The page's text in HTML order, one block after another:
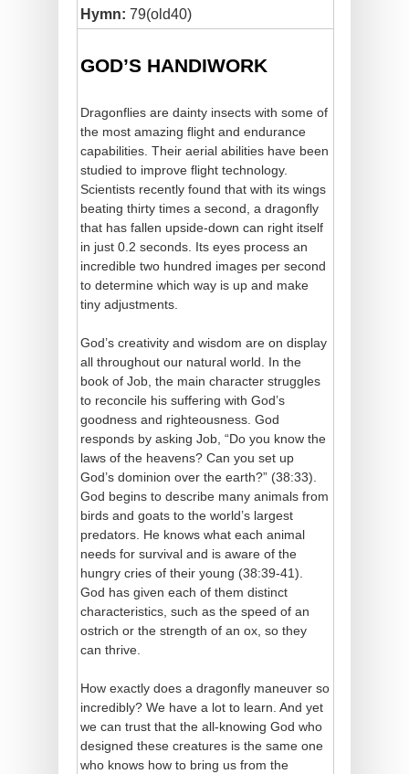
Hymn: 79(old40)
GOD’S HANDIWORK
Dragonflies are dainty insects with some of
the most amazing flight and endurance
capabilities. Their aerial abilities have been
studied to improve flight technology.
Scientists recently found that with its wings
beating thirty times a second, a dragonfly
that has fallen upside-down can right itself
in just 0.2 seconds. Its eyes process an
incredible two hundred images per second
to determine which way is up and make
tiny adjustments.
God’s creativity and wisdom are on display
all throughout our natural world. In the
book of Job, the main character struggles
to reconcile his suffering with God’s
goodness and righteousness. God
responds by asking Job, “Do you know the
laws of the heavens? Can you set up
God’s dominion over the earth?” (38:33).
God begins to describe many animals from
birds and goats to the world’s largest
predators. He knows what each animal
needs for survival and is aware of the
hungry cries of their young (38:39-41).
God has given each of them distinct
characteristics, such as the speed of an
ostrich or the strength of an ox, so they
can thrive.
How exactly does a dragonfly maneuver so
incredibly? We have a lot to learn. And yet
we can trust that the all-knowing God who
designed these creatures is the same one
who knows how to bring us from the